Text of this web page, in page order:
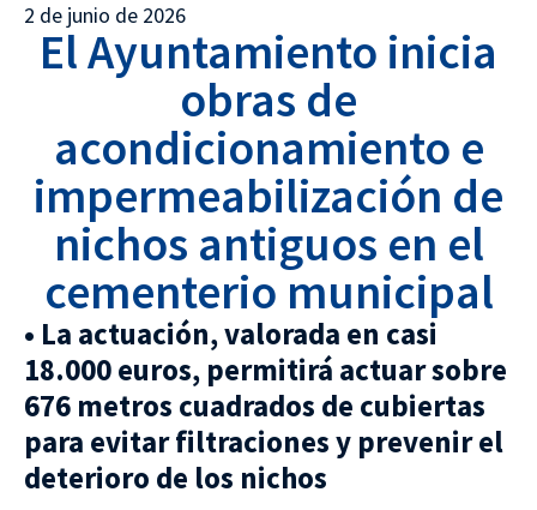
2 de junio de 2026
El Ayuntamiento inicia
obras de
acondicionamiento e
impermeabilización de
nichos antiguos en el
cementerio municipal
• La actuación, valorada en casi
18.000 euros, permitirá actuar sobre
676 metros cuadrados de cubiertas
para evitar filtraciones y prevenir el
deterioro de los nichos